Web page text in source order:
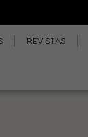
REVISTAS